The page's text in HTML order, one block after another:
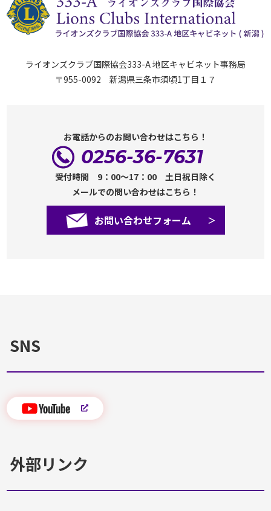
ライオンズクラブ国際協会333-A 地区キャビネット事務局
〒955-0092 新潟県三条市須頃1丁目１７
お電話からのお問い合わせはこちら！
0256-36-7631
受付時間 9：00～17：00 土日祝日除く
メールでの問い合わせはこちら！
お問い合わせフォーム
SNS
外部リンク